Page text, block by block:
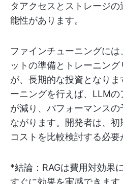
タアクセスとストレージ
能性があります。
ファインチューニングに
ットの準備とトレーニン
が、長期的な投資となり
ーニングを行えば、LLM
が減り、パフォーマンス
ながります。開発者は、
コストを比較検討する必要
*結論：RAGは費用対効果